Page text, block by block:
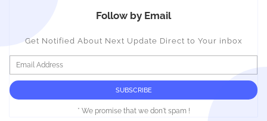
Follow by Email
Get Notified About Next Update Direct to Your inbox
* We promise that we don't spam !